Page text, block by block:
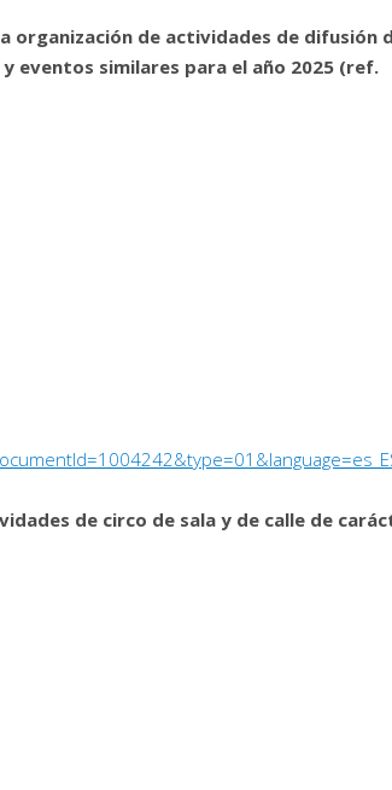
organización de actividades de difusión
eventos similares para el año 2025 (ref.
de circo de sala y de calle de